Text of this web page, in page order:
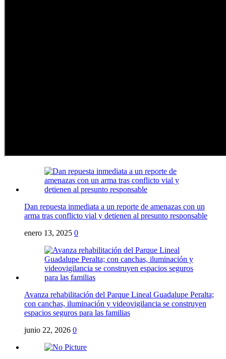
Dan repuesta inmediata a un reporte de amenazas con un
arma tras conflicto vial y detienen al presunto responsable
enero 13, 2025 0
Avanza rehabilitación del Parque Lineal Guadalupe Peralta;
con canchas, iluminación y videovigilancia se construyen
espacios seguros para las familias
junio 22, 2026 0